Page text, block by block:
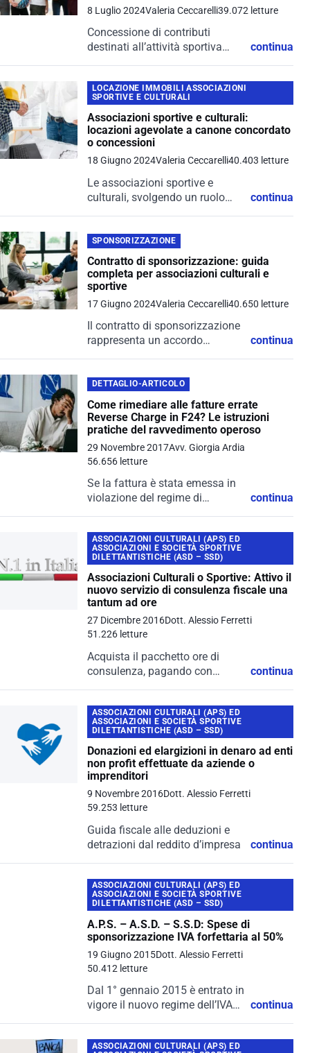
8 Luglio 2024Valeria Ceccarelli39.072 letture
Concessione di contributi
destinati all’attività sportiva
continua
LOCAZIONE IMMOBILI ASSOCIAZIONI
SPORTIVE E CULTURALI
Associazioni sportive e culturali:
locazioni agevolate a canone concordato
o concessioni
18 Giugno 2024Valeria Ceccarelli40.403 letture
Le associazioni sportive e
culturali, svolgendo un ruolo
agevolazioni per l'utilizzo di
immobili a fini sociali. In
particolare, la normativa italiana
prevede la...
continua
SPONSORIZZAZIONE
Contratto di sponsorizzazione: guida
completa per associazioni culturali e
sportive
17 Giugno 2024Valeria Ceccarelli40.650 letture
Il contratto di sponsorizzazione
rappresenta un accordo
per reperire le risorse necessarie
al raggiungimento dei propri
obiettivi. Attraverso questo
strumento, le associazioni
ottengono...
continua
DETTAGLIO-ARTICOLO
Come rimediare alle fatture errate
Reverse Charge in F24? Le istruzioni
pratiche del ravvedimento operoso
29 Novembre 2017Avv. Giorgia Ardia
56.656 letture
Se la fattura è stata emessa in
violazione del regime di
oppure avendovi
provveduto, com'è possibile
rimediare?
continua
ASSOCIAZIONI CULTURALI (APS) ED
ASSOCIAZIONI E SOCIETÀ SPORTIVE
DILETTANTISTICHE (ASD – SSD)
Associazioni Culturali o Sportive: Attivo il
nuovo servizio di consulenza fiscale una
tantum ad ore
27 Dicembre 2016Dott. Alessio Ferretti
51.226 letture
Acquista il pacchetto ore di
consulenza, pagando con
continua
ASSOCIAZIONI CULTURALI (APS) ED
ASSOCIAZIONI E SOCIETÀ SPORTIVE
DILETTANTISTICHE (ASD – SSD)
Donazioni ed elargizioni in denaro ad enti
non profit effettuate da aziende o
imprenditori
9 Novembre 2016Dott. Alessio Ferretti
59.253 letture
Guida fiscale alle deduzioni e
detrazioni dal reddito d’impresa
continua
ASSOCIAZIONI CULTURALI (APS) ED
ASSOCIAZIONI E SOCIETÀ SPORTIVE
DILETTANTISTICHE (ASD – SSD)
A.P.S. – A.S.D. – S.S.D: Spese di
sponsorizzazione IVA forfettaria al 50%
19 Giugno 2015Dott. Alessio Ferretti
50.412 letture
Dal 1° gennaio 2015 è entrato in
vigore il nuovo regime dell’IVA
Sociale (A. P. S. ), Associazioni
continua
ASSOCIAZIONI CULTURALI (APS) ED